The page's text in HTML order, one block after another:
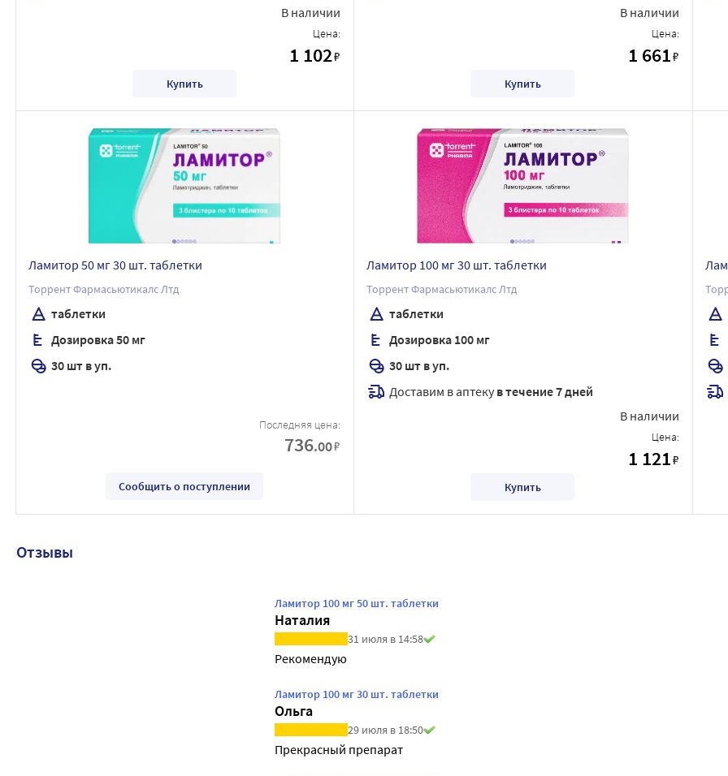
В наличии
Цена:
1 102₽
Купить
В наличии
Цена:
1 661₽
Купить
Ламитор 50 мг 30 шт. таблетки
Торрент Фармасьютикалс Лтд
таблетки
Дозировка 50 мг
30 шт в уп.
Последняя цена:
736.00₽
Сообщить о поступлении
Ламитор 100 мг 30 шт. таблетки
Торрент Фармасьютикалс Лтд
таблетки
Дозировка 100 мг
30 шт в уп.
Доставим в аптеку в течение 7 дней
В наличии
Цена:
1 121₽
Купить
Отзывы
Ламитор 100 мг 50 шт. таблетки
Наталия
31 июля в 14:58
Рекомендую
Ламитор 100 мг 30 шт. таблетки
Ольга
29 июля в 18:50
Прекрасный препарат